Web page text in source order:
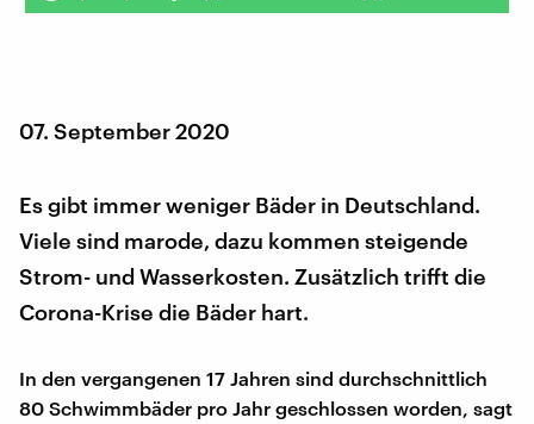
07. September 2020
Es gibt immer weniger Bäder in Deutschland.
Viele sind marode, dazu kommen steigende
Strom- und Wasserkosten. Zusätzlich trifft die
Corona-Krise die Bäder hart.
In den vergangenen 17 Jahren sind durchschnittlich
80 Schwimmbäder pro Jahr geschlossen worden, sagt